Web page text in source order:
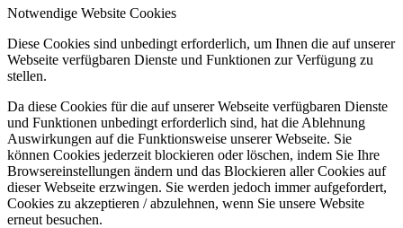
Notwendige Website Cookies
Diese Cookies sind unbedingt erforderlich, um Ihnen die auf unserer
Webseite verfügbaren Dienste und Funktionen zur Verfügung zu
stellen.
Da diese Cookies für die auf unserer Webseite verfügbaren Dienste
und Funktionen unbedingt erforderlich sind, hat die Ablehnung
Auswirkungen auf die Funktionsweise unserer Webseite. Sie
können Cookies jederzeit blockieren oder löschen, indem Sie Ihre
Browsereinstellungen ändern und das Blockieren aller Cookies auf
dieser Webseite erzwingen. Sie werden jedoch immer aufgefordert,
Cookies zu akzeptieren / abzulehnen, wenn Sie unsere Website
erneut besuchen.